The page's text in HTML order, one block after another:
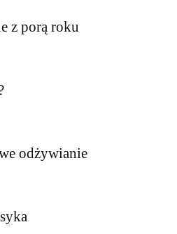
z porą roku
odżywianie